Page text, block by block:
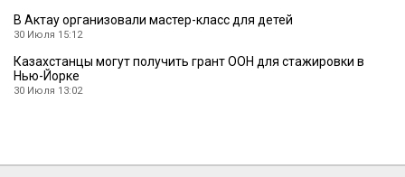
В Актау организовали мастер-класс для детей
30 Июля 15:12
Казахстанцы могут получить грант ООН для стажировки в
Нью-Йорке
30 Июля 13:02